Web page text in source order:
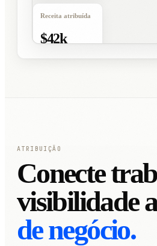
Receita atribuída
$42k
ATRIBUIÇÃO
Conecte
visibilidade
de negócio.